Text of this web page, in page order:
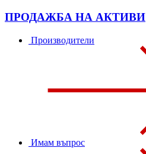
ПРОДАЖБА НА АКТИВИ
Производители
Имам въпрос